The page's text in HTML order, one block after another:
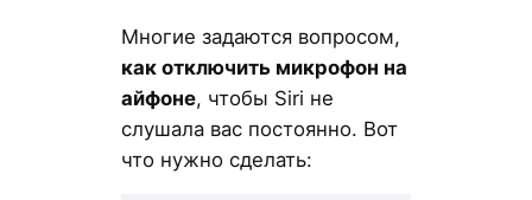
Многие задаются вопросом,
как отключить микрофон на
айфоне, чтобы Siri не
слушала вас постоянно. Вот
что нужно сделать: